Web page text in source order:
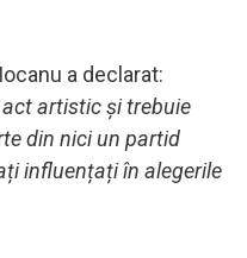
a declarat:
artistic și trebuie
din nici un partid
influențați în alegerile